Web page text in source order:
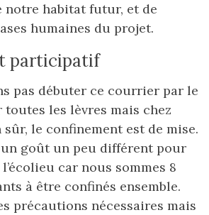
habitat futur, et de
humaines du projet.
participatif
pas débuter ce courrier par le
les lèvres mais chez
le confinement est de mise.
goût un peu différent pour
car nous sommes 8
à être confinés ensemble.
précautions nécessaires mais